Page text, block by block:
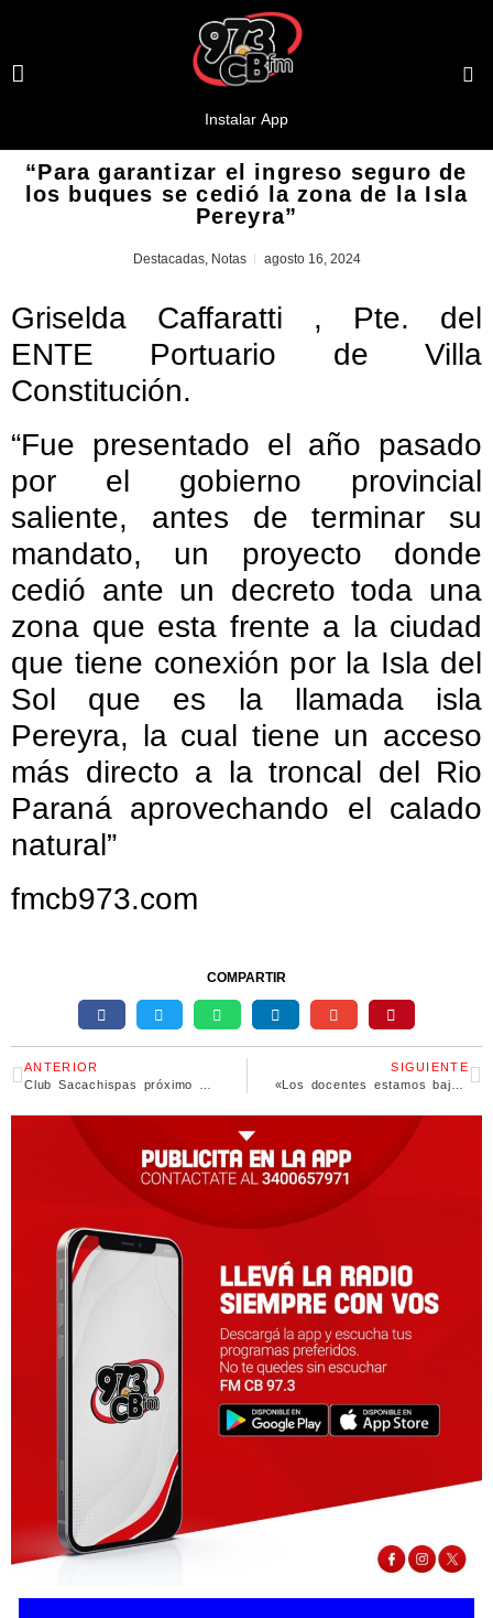
“Para garantizar el ingreso seguro de
los buques se cedió la zona de la Isla
Pereyra”
Destacadas, Notas agosto 16, 2024
Griselda Caffaratti , Pte. del
ENTE Portuario de Villa
Constitución.
“Fue presentado el año pasado
por el gobierno provincial
saliente, antes de terminar su
mandato, un proyecto donde
cedió ante un decreto toda una
zona que esta frente a la ciudad
que tiene conexión por la Isla del
Sol que es la llamada isla
Pereyra, la cual tiene un acceso
más directo a la troncal del Rio
Paraná aprovechando el calado
natural”
fmcb973.com
COMPARTIR
ANTERIOR
Club Sacachispas próximo a cumplir 65 años
SIGUIENTE
«Los docentes estamos bajo la línea de pobreza»